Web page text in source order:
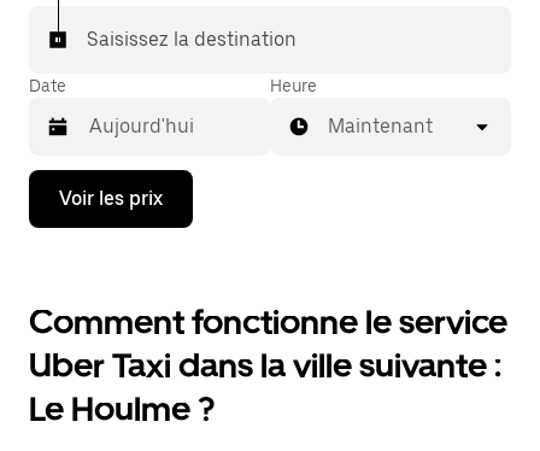
Saisissez la destination
Date
Appuyez
la
bas
pour
ouvrir
le
calendrier
et
Heure
Maintenant
Voir les prix
Comment fonctionne le service
Uber Taxi dans la ville suivante :
Le Houlme ?